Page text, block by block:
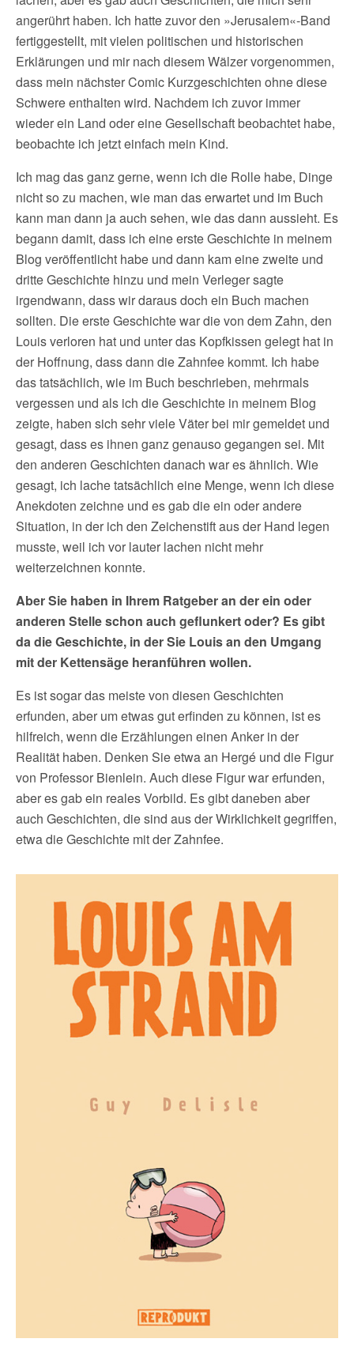
angerührt haben. Ich hatte zuvor den »Jerusalem«-Band
fertiggestellt, mit vielen politischen und historischen
Erklärungen und mir nach diesem Wälzer vorgenommen,
dass mein nächster Comic Kurzgeschichten ohne diese
Schwere enthalten wird. Nachdem ich zuvor immer
wieder ein Land oder eine Gesellschaft beobachtet habe,
beobachte ich jetzt einfach mein Kind.
Ich mag das ganz gerne, wenn ich die Rolle habe, Dinge
nicht so zu machen, wie man das erwartet und im Buch
kann man dann ja auch sehen, wie das dann aussieht. Es
begann damit, dass ich eine erste Geschichte in meinem
Blog veröffentlicht habe und dann kam eine zweite und
dritte Geschichte hinzu und mein Verleger sagte
irgendwann, dass wir daraus doch ein Buch machen
sollten. Die erste Geschichte war die von dem Zahn, den
Louis verloren hat und unter das Kopfkissen gelegt hat in
der Hoffnung, dass dann die Zahnfee kommt. Ich habe
das tatsächlich, wie im Buch beschrieben, mehrmals
vergessen und als ich die Geschichte in meinem Blog
zeigte, haben sich sehr viele Väter bei mir gemeldet und
gesagt, dass es ihnen ganz genauso gegangen sei. Mit
den anderen Geschichten danach war es ähnlich. Wie
gesagt, ich lache tatsächlich eine Menge, wenn ich diese
Anekdoten zeichne und es gab die ein oder andere
Situation, in der ich den Zeichenstift aus der Hand legen
musste, weil ich vor lauter lachen nicht mehr
weiterzeichnen konnte.
Aber Sie haben in Ihrem Ratgeber an der ein oder
anderen Stelle schon auch geflunkert oder? Es gibt
da die Geschichte, in der Sie Louis an den Umgang
mit der Kettensäge heranführen wollen.
Es ist sogar das meiste von diesen Geschichten
erfunden, aber um etwas gut erfinden zu können, ist es
hilfreich, wenn die Erzählungen einen Anker in der
Realität haben. Denken Sie etwa an Hergé und die Figur
von Professor Bienlein. Auch diese Figur war erfunden,
aber es gab ein reales Vorbild. Es gibt daneben aber
auch Geschichten, die sind aus der Wirklichkeit gegriffen,
etwa die Geschichte mit der Zahnfee.